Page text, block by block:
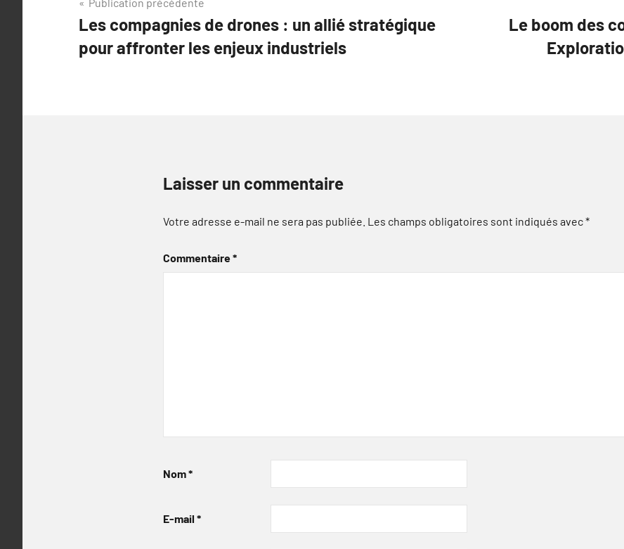
Navigation
de
l’article
Les compagnies de drones : un allié stratégique
pour affronter les enjeux industriels
Le boom des
Laisser un commentaire
Votre adresse e-mail ne sera pas publiée. Les champs obligatoires sont indiqués avec*
Commentaire*
Nom*
E-mail *